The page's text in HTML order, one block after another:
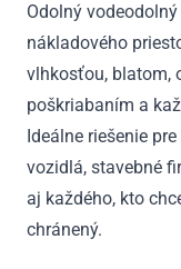
Odolný
nákladového
vlhkosťou, blatom,
poškriabaním a
Ideálne riešenie
vozidlá, stavebné
aj každého, kto
chránený.